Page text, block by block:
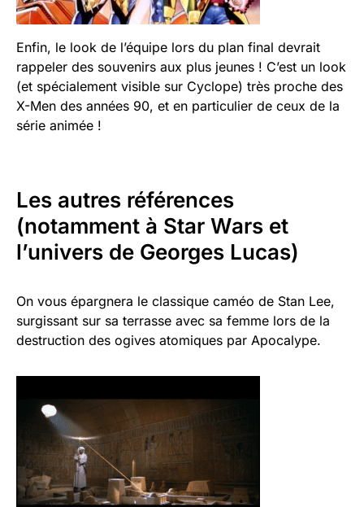
Enfin, le look de l’équipe lors du plan final devrait
rappeler des souvenirs aux plus jeunes ! C’est un look
(et spécialement visible sur Cyclope) très proche des
X-Men des années 90, et en particulier de ceux de la
série animée !
Les autres références
(notamment à Star Wars et
l’univers de Georges Lucas)
On vous épargnera le classique caméo de Stan Lee,
surgissant sur sa terrasse avec sa femme lors de la
destruction des ogives atomiques par Apocalype.